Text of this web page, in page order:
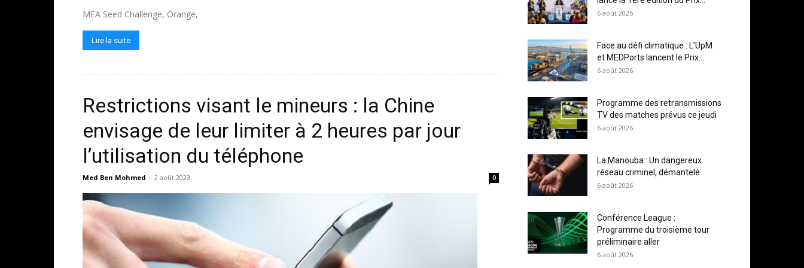
MEA Seed Challenge, Orange,
Lire la suite
Restrictions visant le mineurs : la Chine
envisage de leur limiter à 2 heures par jour
l’utilisation du téléphone
Med Ben Mohmed - 2 août 2023 0
6 août 2026
Face au défi climatique : L’UpM
et MEDPorts lancent le Prix...
6 août 2026
Programme des retransmissions
TV des matches prévus ce jeudi
6 août 2026
La Manouba : Un dangereux
réseau criminel, démantelé
6 août 2026
Conférence League :
Programme du troisième tour
préliminaire aller
6 août 2026